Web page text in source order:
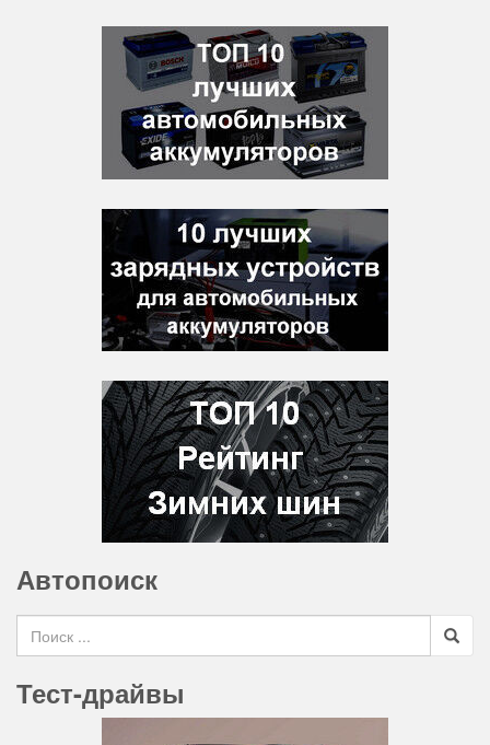
Автопоиск
Search for
Тест-драйвы